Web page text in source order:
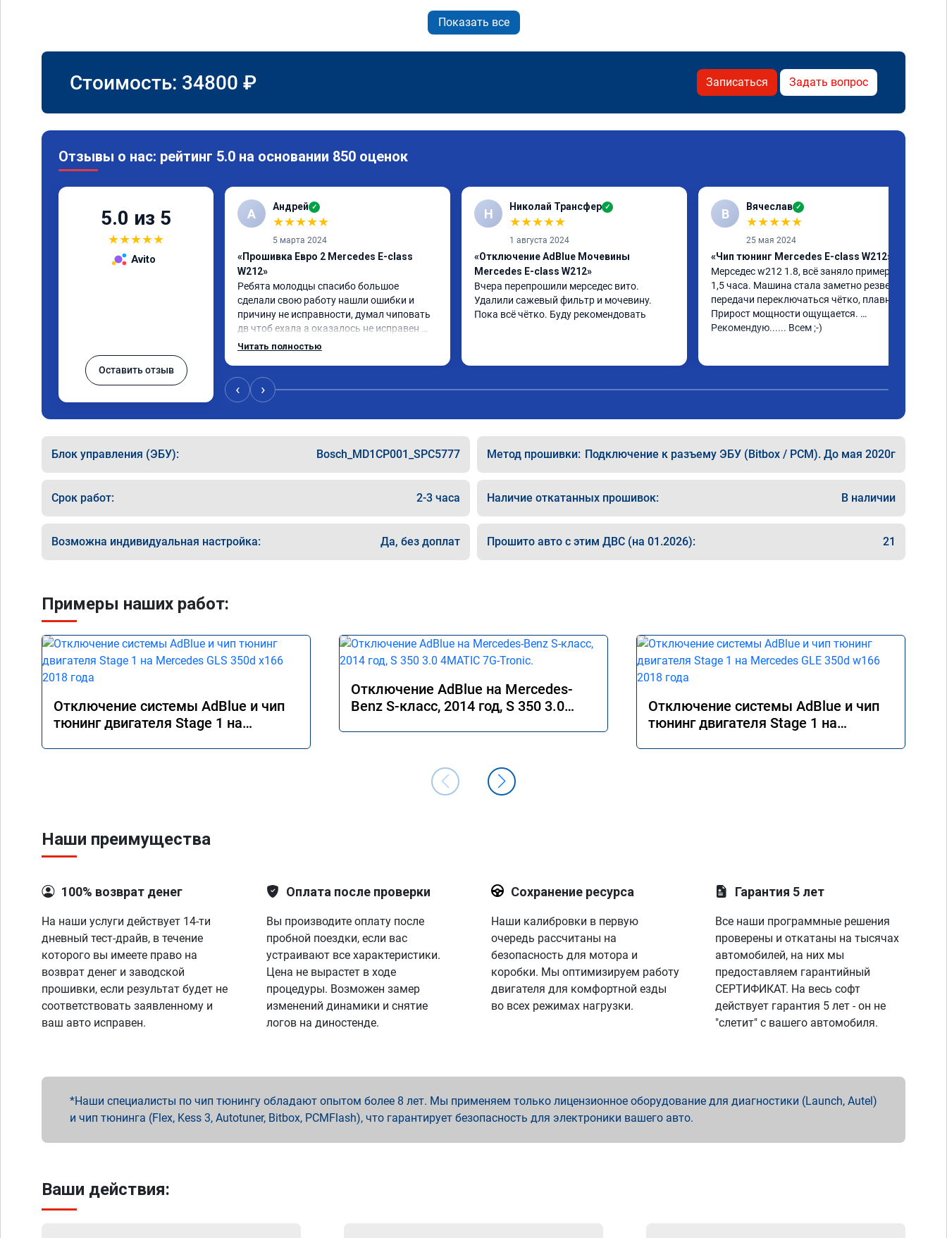
Показать все
Стоимость: 34800 ₽ Записаться Задать вопрос
Отзывы о нас: рейтинг 5.0 на основании 850 оценок
5.0 из 5
★★★★★
Avito
Оставить отзыв
А Андрей ✓
★★★★★
5 марта 2024
«Прошивка Евро 2 Mercedes E-class
W212»
Ребята молодцы спасибо большое
сделали свою работу нашли ошибки и
причину не исправности, думал чиповать
дв чтоб ехала а оказалось не исправен
регулятор турбины, поменял стало все
Читать полностью
Н Николай Трансфер ✓
★★★★★
1 августа 2024
«Отключение AdBlue Мочевины
Mercedes E-class W212»
Вчера перепрошили мерседес вито.
Удалили сажевый фильтр и мочевину.
Пока всё чётко. Буду рекомендовать
В Вячеслав ✓
★★★★★
25 мая 2024
«Чип тюнинг Mercedes E-class W212»
Мерседес w212 1.8, всё заняло примерно
1,5 часа. Машина стала заметно резвей,
передачи переключаться чётко, плавно.
Прирост мощности ощущается.
Рекомендую...... Всем ;-)
‹ ›
Блок управления (ЭБУ): Bosch_MD1CP001_SPC5777 Метод прошивки: Подключение к разъему ЭБУ (Bitbox / PCM). До мая 2020г
Срок работ: 2-3 часа Наличие откатанных прошивок: В наличии
Возможна индивидуальная настройка: Да, без доплат Прошито авто с этим ДВС (на 01.2026): 21
Примеры наших работ:
Отключение системы AdBlue и чип
тюнинг двигателя Stage 1 на
Отключение AdBlue на Mercedes-
Benz S-класс, 2014 год, S 350 3.0
Отключение системы AdBlue и чип
тюнинг двигателя Stage 1 на
Наши преимущества
100% возврат денег
На наши услуги действует 14-ти
дневный тест-драйв, в течение
которого вы имеете право на
возврат денег и заводской
прошивки, если результат будет не
соответствовать заявленному и
ваш авто исправен.
Оплата после проверки
Вы производите оплату после
пробной поездки, если вас
устраивают все характеристики.
Цена не вырастет в ходе
процедуры. Возможен замер
изменений динамики и снятие
логов на диностенде.
Сохранение ресурса
Наши калибровки в первую
очередь рассчитаны на
безопасность для мотора и
коробки. Мы оптимизируем работу
двигателя для комфортной езды
во всех режимах нагрузки.
Гарантия 5 лет
Все наши программные решения
проверены и откатаны на тысячах
автомобилей, на них мы
предоставляем гарантийный
СЕРТИФИКАТ. На весь софт
действует гарантия 5 лет - он не
"слетит" с вашего автомобиля.
Наши специалисты по чип тюнингу обладают опытом более 8 лет. Мы применяем только лицензионное оборудование для диагностики (Launch, Autel)
и чип тюнинга (Flex, Kess 3, Autotuner, Bitbox, PCMFlash), что гарантирует безопасность для электроники вашего авто.
Ваши действия: